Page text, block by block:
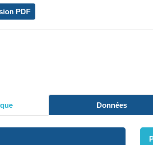
PDF
Données